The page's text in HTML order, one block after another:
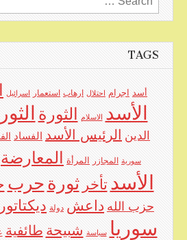
for:
TAGS
أسد اجرام احتلال ارهاب استعمار اسرائيل
الأسد الاسلام الثورة
الدين الرئيس الأسد الفساد
سورية المجازر المرأة المعارضة
الأسد تأخر ثورة حرب
حزب الله داعش دولة
سوريا سياسة شبيحة طائفية